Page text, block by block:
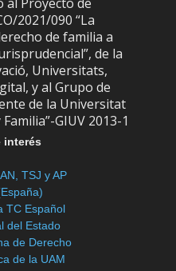
2021/090 “La
de familia a
de la
Universitats,
y al Grupo de
de la Universitat
GIUV 2013-1
interés
TSJ y AP
TC Español
del Estado
de Derecho
de la UAM